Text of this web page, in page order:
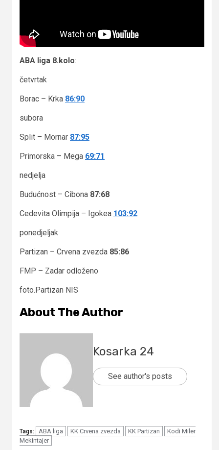
ABA liga 8.kolo:
četvrtak
Borac – Krka 86:90
subora
Split – Mornar 87:95
Primorska – Mega 69:71
nedjelja
Budućnost – Cibona 87:68
Cedevita Olimpija – Igokea 103:92
ponedjeljak
Partizan – Crvena zvezda 85:86
FMP – Zadar odloženo
foto.Partizan NIS
About The Author
Kosarka 24
See author's posts
Tags: ABA liga KK Crvena zvezda KK Partizan
Kodi Miler
Mekintajer